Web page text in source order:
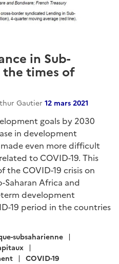
in Sub-
the times of
Gautier 12 mars 2021
goals by 2030
in development
even more difficult
to COVID-19. This
the COVID-19 crisis on
Africa and
development
19 period in the countries
subsaharienne
COVID-19